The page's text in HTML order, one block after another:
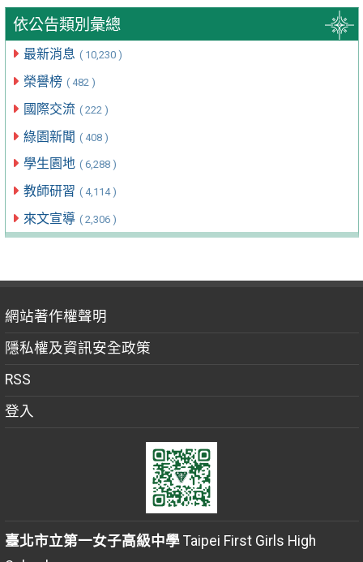
依公告類別彙總
最新消息 ( 10,230 )
榮譽榜 ( 482 )
國際交流 ( 222 )
綠園新聞 ( 408 )
學生園地 ( 6,288 )
教師研習 ( 4,114 )
來文宣導 ( 2,306 )
網站著作權聲明
隱私權及資訊安全政策
RSS
登入
臺北市立第一女子高級中學Taipei First Girls High